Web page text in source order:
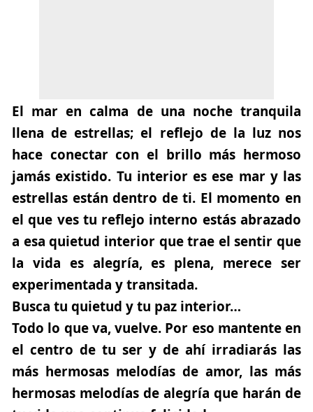
El mar en calma de una noche tranquila
llena de estrellas; el reflejo de la luz nos
hace conectar con el brillo más hermoso
jamás existido. Tu interior es ese mar y las
estrellas están dentro de ti. El momento en
el que ves tu reflejo interno estás abrazado
a esa quietud interior que trae el sentir que
la vida es alegría, es plena, merece ser
experimentada y transitada.
Busca tu quietud y tu paz interior…
Todo lo que va, vuelve. Por eso mantente en
el centro de tu ser y de ahí irradiarás las
más hermosas melodías de amor, las más
hermosas melodías de alegría que harán de